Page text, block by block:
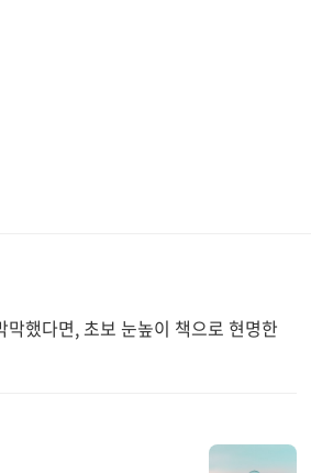
했다면, 초보 눈높이 책으로 현명한